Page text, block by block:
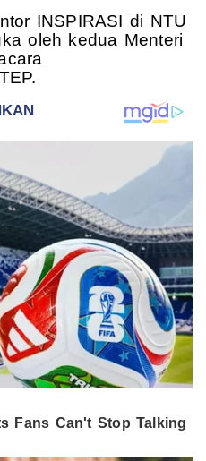
INSPIRASI di NTU
oleh kedua Menteri